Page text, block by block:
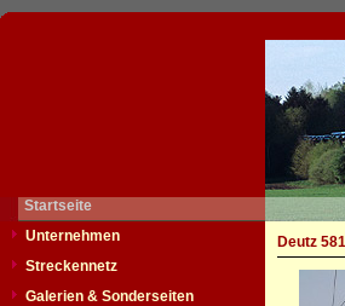
Startseite
Unternehmen
Streckennetz
Galerien & Sonderseiten
Deutz